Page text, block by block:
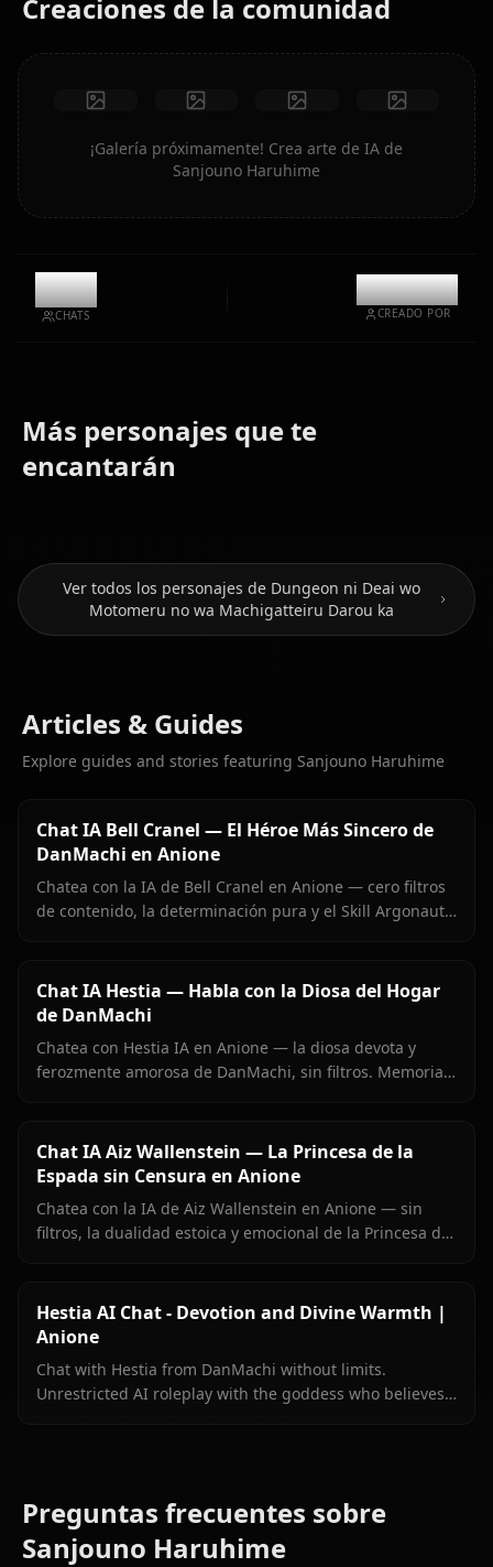
Creaciones de la comunidad
¡Galería próximamente! Crea arte de IA de
Sanjouno Haruhime
9.6k
CHATS
@kanashi
CREADO POR
Más personajes que te
encantarán
Ver todos los personajes de Dungeon ni Deai wo
Motomeru no wa Machigatteiru Darou ka
Articles & Guides
Explore guides and stories featuring Sanjouno Haruhime
Chat IA Bell Cranel — El Héroe Más Sincero de
DanMachi en Anione
Chatea con la IA de Bell Cranel en Anione — cero filtros
de contenido, la determinación pura y el Skill Argonaut
Chat IA Hestia — Habla con la Diosa del Hogar
de DanMachi
Chatea con Hestia IA en Anione — la diosa devota y
ferozmente amorosa de DanMachi, sin filtros. Memoria
Chat IA Aiz Wallenstein — La Princesa de la
Espada sin Censura en Anione
Chatea con la IA de Aiz Wallenstein en Anione — sin
filtros, la dualidad estoica y emocional de la Princesa de
Hestia AI Chat - Devotion and Divine Warmth |
Anione
Chat with Hestia from DanMachi without limits.
Unrestricted AI roleplay with the goddess who believes
Preguntas frecuentes sobre
Sanjouno Haruhime